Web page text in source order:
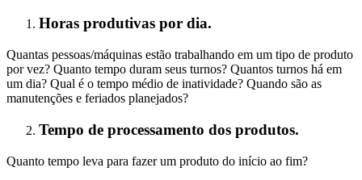
Horas produtivas por dia.
Quantas pessoas/máquinas estão trabalhando em um tipo de produto
por vez? Quanto tempo duram seus turnos? Quantos turnos há em
um dia? Qual é o tempo médio de inatividade? Quando são as
manutenções e feriados planejados?
Tempo de processamento dos produtos.
Quanto tempo leva para fazer um produto do início ao fim?